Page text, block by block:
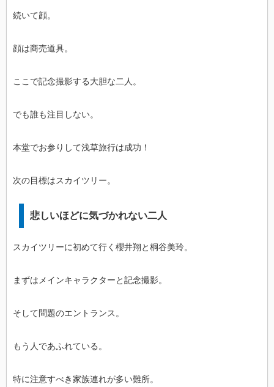
続いて顔。
顔は商売道具。
ここで記念撮影する大胆な二人。
でも誰も注目しない。
本堂でお参りして浅草旅行は成功！
次の目標はスカイツリー。
悲しいほどに気づかれない二人
スカイツリーに初めて行く櫻井翔と桐谷美玲。
まずはメインキャラクターと記念撮影。
そして問題のエントランス。
もう人であふれている。
特に注意すべき家族連れが多い難所。